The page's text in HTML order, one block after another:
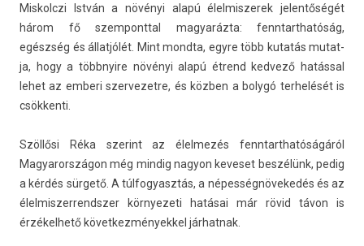
Mis­kolczi István a növényi alapú élel­miszerek jelen­tőségét
három fő szem­pontt­al magyaráz­ta: fenntarthatóság,
egészség és állatjólét. Mint mondta, egyre több kutatás mutat­
ja, hogy a többnyire növényi alapú étrend ked­vező hatással
lehet az em­beri szer­vezet­re, és közben a bolygó ter­helését is
csök­kenti.
Szöllősi Réka szerint az élel­mezés fenntarthatóságáról
Magyarországon még min­dig nagyon keveset beszélünk, pedig
a kérdés sürgető. A túl­fogyasztás, a népességnövekedés és az
élel­miszer­rendsz­er kör­nyezeti hatásai már rövid távon is
érzékel­hető követ­kezmények­kel jár­hatnak.